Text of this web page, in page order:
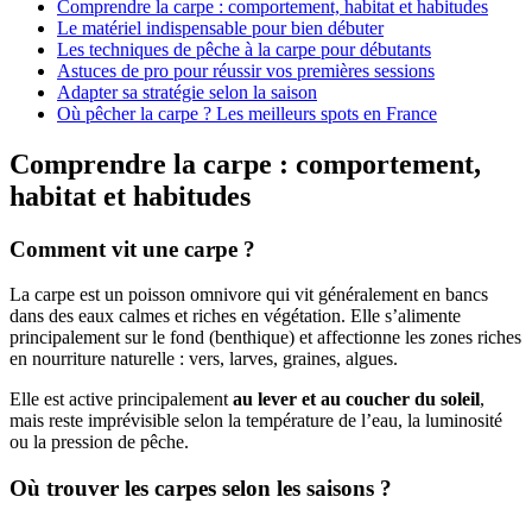
Comprendre la carpe : comportement, habitat et habitudes
Le matériel indispensable pour bien débuter
Les techniques de pêche à la carpe pour débutants
Astuces de pro pour réussir vos premières sessions
Adapter sa stratégie selon la saison
Où pêcher la carpe ? Les meilleurs spots en France
Comprendre la carpe : comportement,
habitat et habitudes
Comment vit une carpe ?
La carpe est un poisson omnivore qui vit généralement en bancs
dans des eaux calmes et riches en végétation. Elle s’alimente
principalement sur le fond (benthique) et affectionne les zones riches
en nourriture naturelle : vers, larves, graines, algues.
Elle est active principalementau lever et au coucher du soleil,
mais reste imprévisible selon la température de l’eau, la luminosité
ou la pression de pêche.
Où trouver les carpes selon les saisons ?